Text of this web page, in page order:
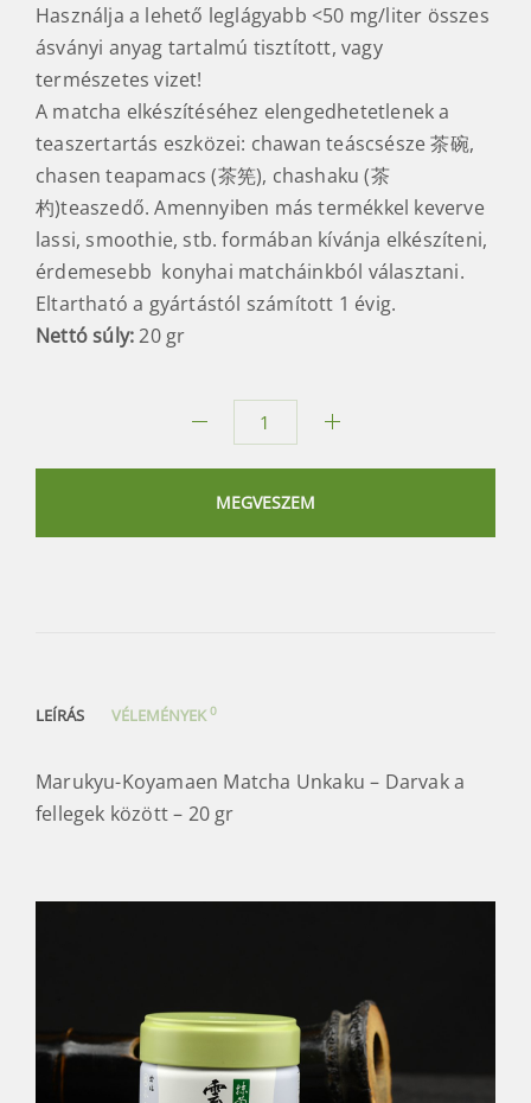
Használja a lehető leglágyabb <50 mg/liter összes
ásványi anyag tartalmú tisztított, vagy
természetes vizet!
A matcha elkészítéséhez elengedhetetlenek a
teaszertartás eszközei: chawan teáscsésze 茶碗,
chasen teapamacs (茶筅), chashaku (茶
杓)teaszedő. Amennyiben más termékkel keverve
lassi, smoothie, stb. formában kívánja elkészíteni,
érdemesebb konyhai matcháinkból választani.
Eltartható a gyártástól számított 1 évig.
Nettó súly:20 gr
20
MEGVESZEM
LEÍRÁS VÉLEMÉNYEK0
Marukyu-Koyamaen Matcha Unkaku – Darvak a
fellegek között – 20 gr